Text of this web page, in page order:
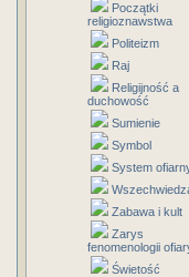
Początki
religioznawstwa
Politeizm
Raj
Religijność a
duchowość
Sumienie
Symbol
System
Zabawa i kult
Zarys
fenomenologii
Świetość